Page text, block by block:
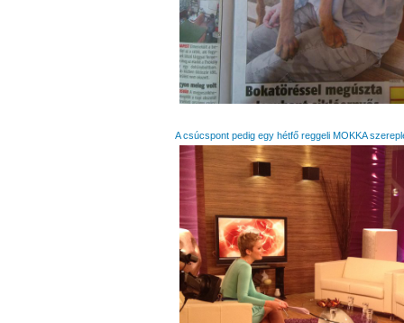
A csúcspont pedig egy hétfő reggeli MOKKA